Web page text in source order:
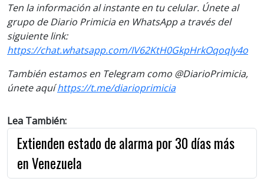
Ten la información al instante en tu celular. Únete al
grupo de Diario Primicia en WhatsApp a través del
siguiente link:
https://chat.whatsapp.com/IV62KtH0GkpHrkOqoqly4o
También estamos en Telegram como @DiarioPrimicia,
únete aquíhttps://t.me/diarioprimicia
Lea También:
Extienden estado de alarma por 30 días más
en Venezuela